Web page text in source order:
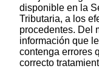
disponible en la
Tributaria, a los
procedentes. Del
información que
contenga errores
correcto